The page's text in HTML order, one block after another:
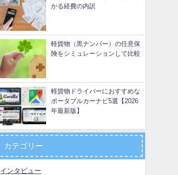
かる経費の内訳
軽貨物（黒ナンバー）の任意保
険をシミュレーションして比較
軽貨物ドライバーにおすすめな
ポータブルカーナビ5選【2026
年最新版】
カテゴリー
インタビュー